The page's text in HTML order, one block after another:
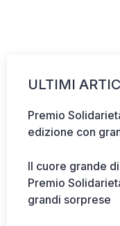
ULTIMI
Premio
edizione con
Il cuore grande
Premio
grandi sorprese